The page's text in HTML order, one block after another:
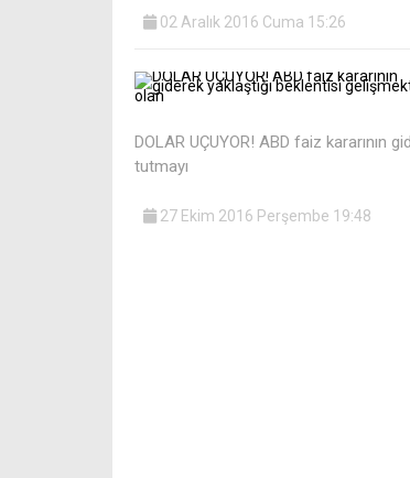
02 Aralık 2016 Cuma 15:26
DOLAR UÇUYOR! ABD faiz kararının
tutmayı
27 Ekim 2016 Perşembe 19:48